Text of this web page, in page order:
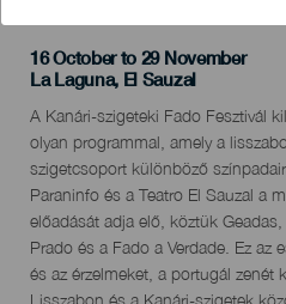
16 October to 29 November
Localidad
La Laguna, El Sauzal
Descripción
del
evento
A Kanári-szigeteki Fado Fesztivál
olyan programmal, amely a
szigetcsoport különböző
Paraninfo és a Teatro El Sauzal a
előadását adja elő, köztük
Prado és a Fado a Verdade. Ez az
és az érzelmeket, a portugál zenét